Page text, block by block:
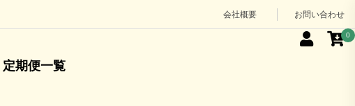
会社概要 お問い合わせ
定期便一覧
0